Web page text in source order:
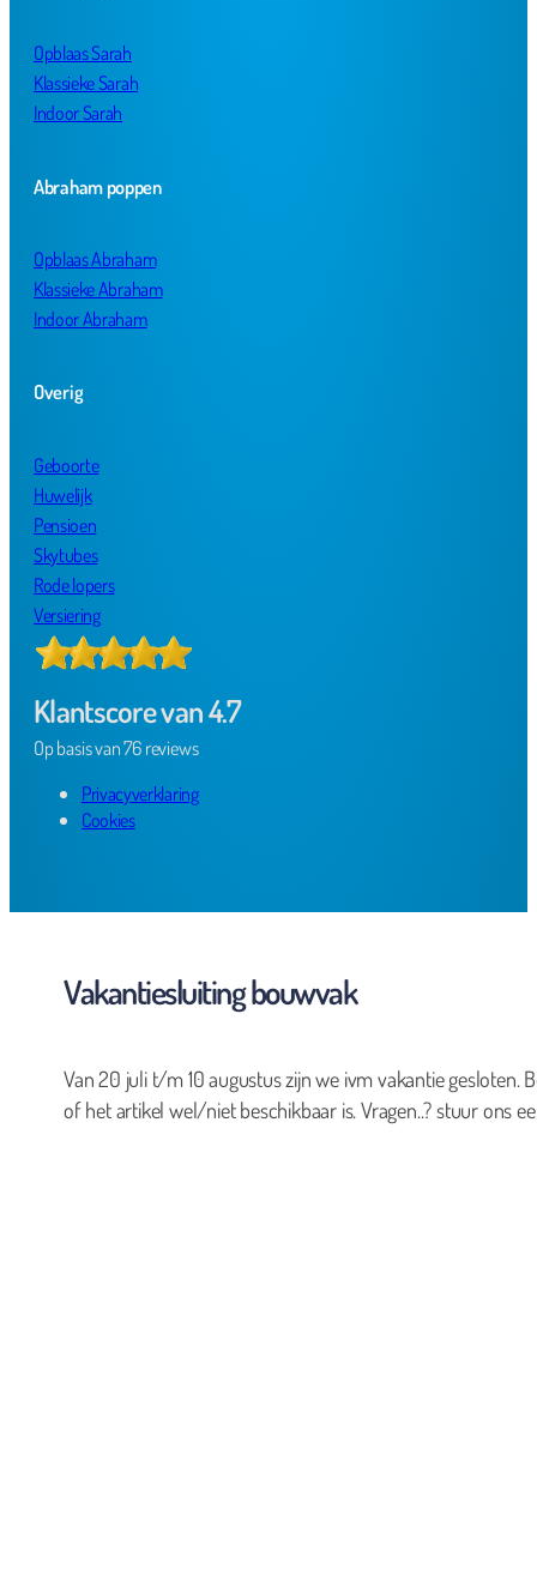
Opblaas Sarah
Klassieke Sarah
Indoor Sarah
Abraham poppen
Opblaas Abraham
Klassieke Abraham
Indoor Abraham
Overig
Geboorte
Huwelijk
Pensioen
Skytubes
Rode lopers
Versiering
Klantscore van 4.7
Op basis van 76 reviews
Privacyverklaring
Cookies
Vakantiesluiting bouwvak
Van 20 juli t/m 10 augustus zijn we ivm vakantie gesloten.
of het artikel wel/niet beschikbaar is. Vragen..? stuur ons